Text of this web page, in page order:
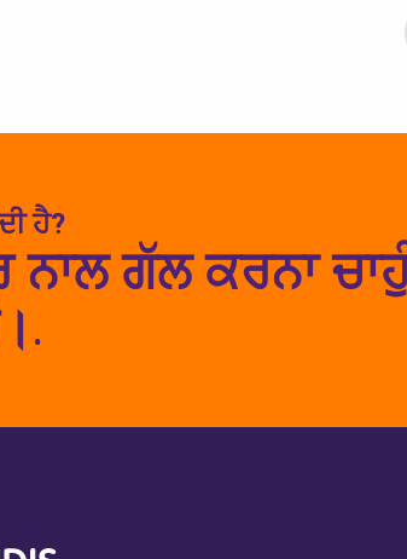
ਹੈ?
ਨਾਲ ਗੱਲ ਕਰਨਾ
ਇਹ ਦੇਖਣ ਲਈ